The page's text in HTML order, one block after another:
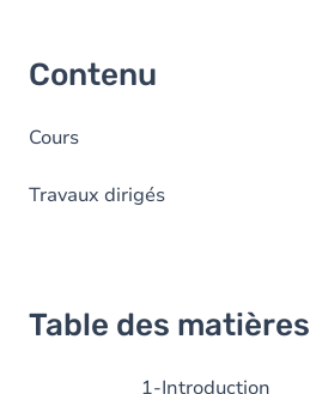
Contenu
Cours
Travaux dirigés
Table des matières
1-Introduction